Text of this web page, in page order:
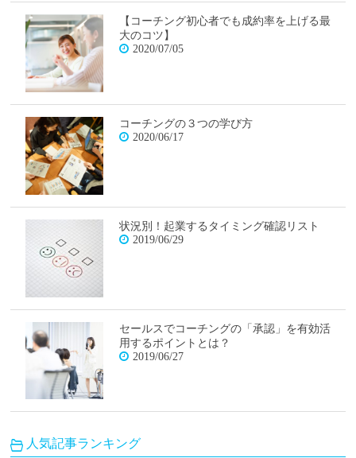
【コーチング初心者でも成約率を上げる最
大のコツ】
2020/07/05
コーチングの３つの学び方
2020/06/17
状況別！起業するタイミング確認リスト
2019/06/29
セールスでコーチングの「承認」を有効活
用するポイントとは？
2019/06/27
人気記事ランキング